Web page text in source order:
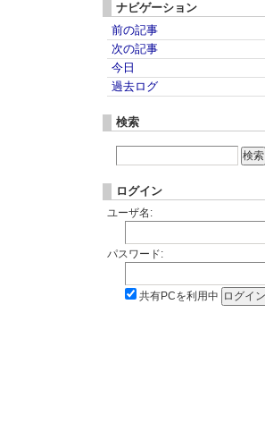
ナビゲーション
前の記事
次の記事
今日
過去ログ
検索
ログイン
ユーザ名:
パスワード:
共有PCを利用中